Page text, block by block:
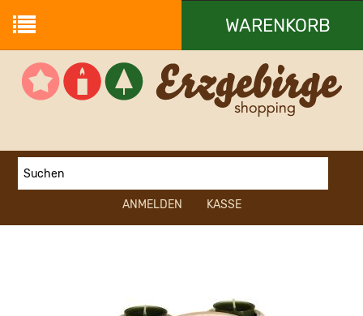
WARENKORB
Ihr Warenkorb ist leer.
ANMELDEN KASSE